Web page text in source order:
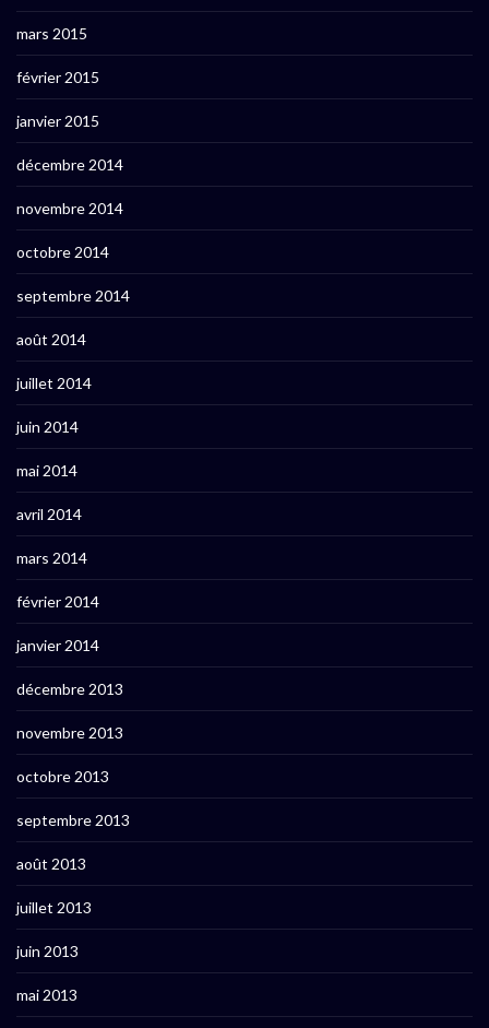
mars 2015
février 2015
janvier 2015
décembre 2014
novembre 2014
octobre 2014
septembre 2014
août 2014
juillet 2014
juin 2014
mai 2014
avril 2014
mars 2014
février 2014
janvier 2014
décembre 2013
novembre 2013
octobre 2013
septembre 2013
août 2013
juillet 2013
juin 2013
mai 2013